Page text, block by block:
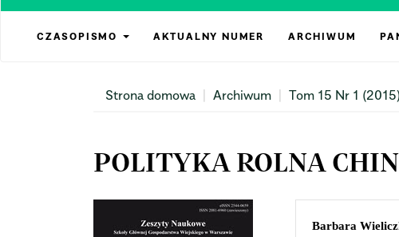
CZASOPISMO AKTUALNY NUMER ARCHIWUM
Strona domowa Archiwum Tom 15 Nr 1 (2015)
POLITYKA ROLNA CHIN
Article
Main
Barbara